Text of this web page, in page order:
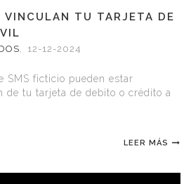
VINCULAN TU TARJETA DE
, 12-12-2024
SMS ficticio pueden estar
de tu tarjeta de debito o crédito a
LEER MÁS